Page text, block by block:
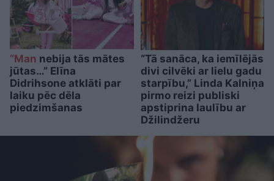
“Man nebija tās mātes
jūtas…” Elīna
Didrihsone atklāti par
laiku pēc dēla
piedzimšanas
“Tā sanāca, ka iemīlējās
divi cilvēki ar lielu gadu
starpību,” Linda Kalniņa
pirmo reizi publiski
apstiprina laulību ar
Džilindžeru